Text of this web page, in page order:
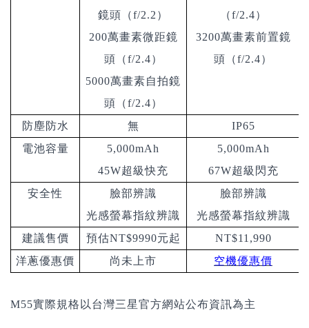
鏡頭（f/2.2）
200萬畫素微距鏡
頭（f/2.4）
5000萬畫素自拍鏡
頭（f/2.4）
（f/2.4）
3200萬畫素前置鏡
頭（f/2.4）
防塵防水 無
IP65
電池容量
5,000mAh
45W超級快充
5,000mAh
67W超級閃充
安全性
臉部辨識
光感螢幕指紋辨識
臉部辨識
光感螢幕指紋辨識
建議售價
預估NT$9990元起
NT$11,990
洋蔥優惠價
尚未上市 空機優惠價
M55實際規格以台灣三星官方網站公布資訊為主